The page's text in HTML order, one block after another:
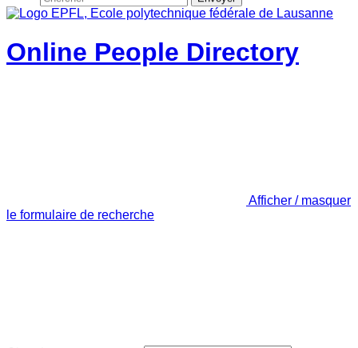
Online People Directory
Afficher / masquer
le formulaire de recherche